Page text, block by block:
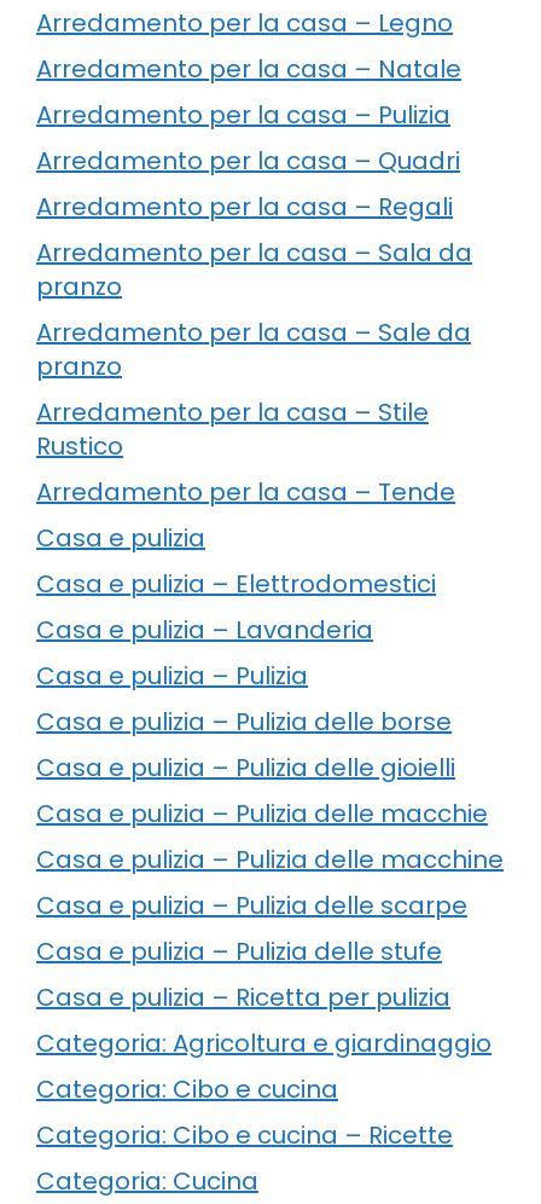
Arredamento per la casa – Legno
Arredamento per la casa – Natale
Arredamento per la casa – Pulizia
Arredamento per la casa – Quadri
Arredamento per la casa – Regali
Arredamento per la casa – Sala da
pranzo
Arredamento per la casa – Sale da
pranzo
Arredamento per la casa – Stile
Rustico
Arredamento per la casa – Tende
Casa e pulizia
Casa e pulizia – Elettrodomestici
Casa e pulizia – Lavanderia
Casa e pulizia – Pulizia
Casa e pulizia – Pulizia delle borse
Casa e pulizia – Pulizia delle gioielli
Casa e pulizia – Pulizia delle macchie
Casa e pulizia – Pulizia delle macchine
Casa e pulizia – Pulizia delle scarpe
Casa e pulizia – Pulizia delle stufe
Casa e pulizia – Ricetta per pulizia
Categoria: Agricoltura e giardinaggio
Categoria: Cibo e cucina
Categoria: Cibo e cucina – Ricette
Categoria: Cucina